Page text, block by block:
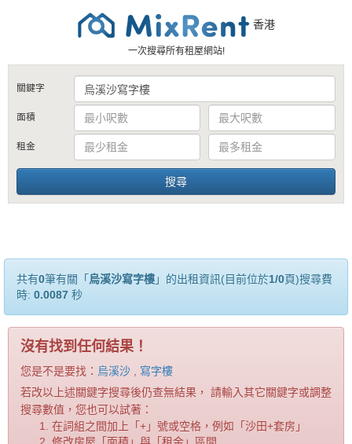
香港
一次搜尋所有租屋網站!
關鍵字
面積
租金
共有0筆有關「 烏溪沙寫字樓」的出租資訊(目前位於1/0頁)搜尋費
時: 0.0087 秒
沒有找到任何結果！
您是不是要找： 烏溪沙 , 寫字樓
若改以上述關鍵字搜尋後仍查無結果， 請輸入其它關鍵字或調整
搜尋數值，您也可以試著：
在詞組之間加上「+」號或空格，例如「沙田+套房」